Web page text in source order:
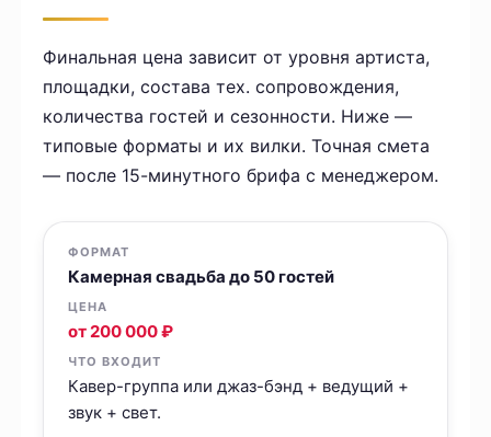
Финальная цена зависит от уровня артиста,
площадки, состава тех. сопровождения,
количества гостей и сезонности. Ниже —
типовые форматы и их вилки. Точная смета
— после 15-минутного брифа с менеджером.
Камерная свадьба до 50 гостей
от 200 000 ₽
Кавер-группа или джаз-бэнд + ведущий +
звук + свет.